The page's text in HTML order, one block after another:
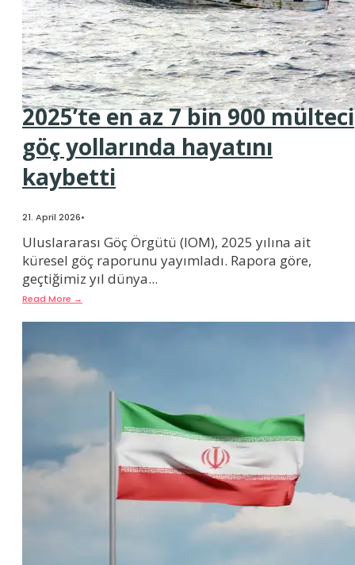
2025’te en az 7 bin 900 mülteci
göç yollarında hayatını
kaybetti
21. April 2026•
Uluslararası Göç Örgütü (IOM), 2025 yılına ait
küresel göç raporunu yayımladı. Rapora göre,
geçtiğimiz yıl dünya...
Read More →